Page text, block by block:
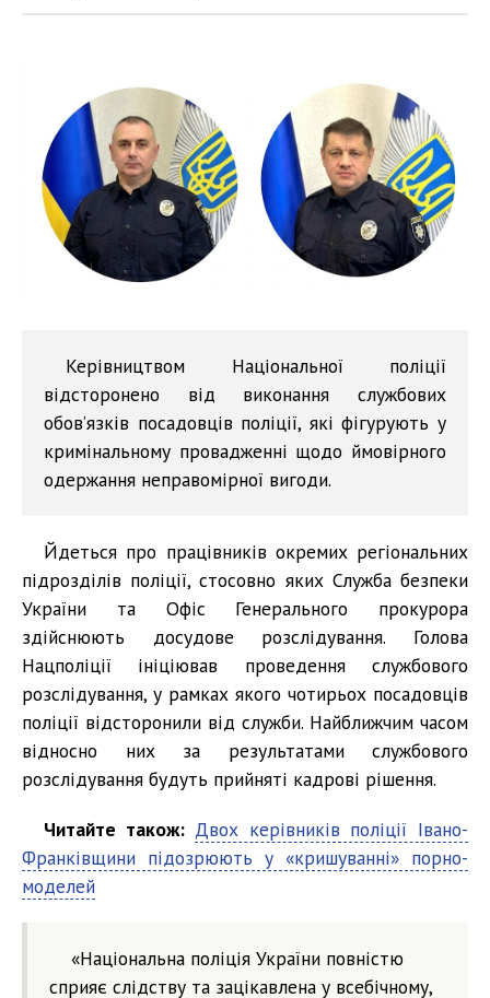
Керівництвом Національної поліції
відсторонено від виконання службових
обов’язків посадовців поліції, які фігурують у
кримінальному провадженні щодо ймовірного
одержання неправомірної вигоди.
Йдеться про працівників окремих регіональних
підрозділів поліції, стосовно яких Служба безпеки
України та Офіс Генерального прокурора
здійснюють досудове розслідування. Голова
Нацполіції ініціював проведення службового
розслідування, у рамках якого чотирьох посадовців
поліції відсторонили від служби. Найближчим часом
відносно них за результатами службового
розслідування будуть прийняті кадрові рішення.
Читайте також: Двох керівників поліції Івано-
Франківщини підозрюють у «кришуванні» порно-
моделей
«Національна поліція України повністю
сприяє слідству та зацікавлена у всебічному,